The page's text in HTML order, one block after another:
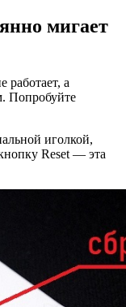
мигает
работает, а
Попробуйте
иголкой,
Reset — эта